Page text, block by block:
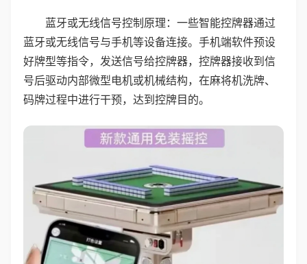
蓝牙或无线信号控制原理：一些智能控牌器通过
蓝牙或无线信号与手机等设备连接。手机端软件预设
好牌型等指令，发送信号给控牌器，控牌器接收到信
号后驱动内部微型电机或机械结构，在麻将机洗牌、
码牌过程中进行干预，达到控牌目的。